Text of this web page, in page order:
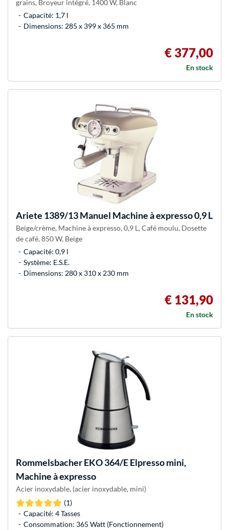
grains, Broyeur intégré, 1400 W, Blanc
Capacité: 1,7 l
Dimensions: 285 x 399 x 365 mm
€ 377,00
En stock
Ariete 1389/13 Manuel Machine à expresso 0,9 L
Beige/crème, Machine à expresso, 0,9 L, Café moulu, Dosette
de café, 850 W, Beige
Capacité: 0,9 l
Système: E.S.E.
Dimensions: 280 x 310 x 230 mm
€ 131,90
En stock
RommelsbacherEKO 364/E Elpresso mini,
Machine à expresso
Acier inoxydable, (acier inoxydable, mini)
(1)
Capacité: 4 Tasses
Consommation: 365 Watt (Fonctionnement)